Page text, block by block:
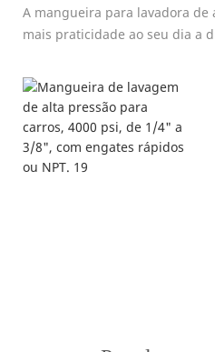
A mangueira para lavadora de
mais praticidade ao seu dia a